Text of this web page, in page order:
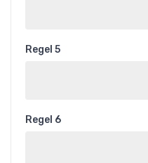
Regel 5
Regel 6